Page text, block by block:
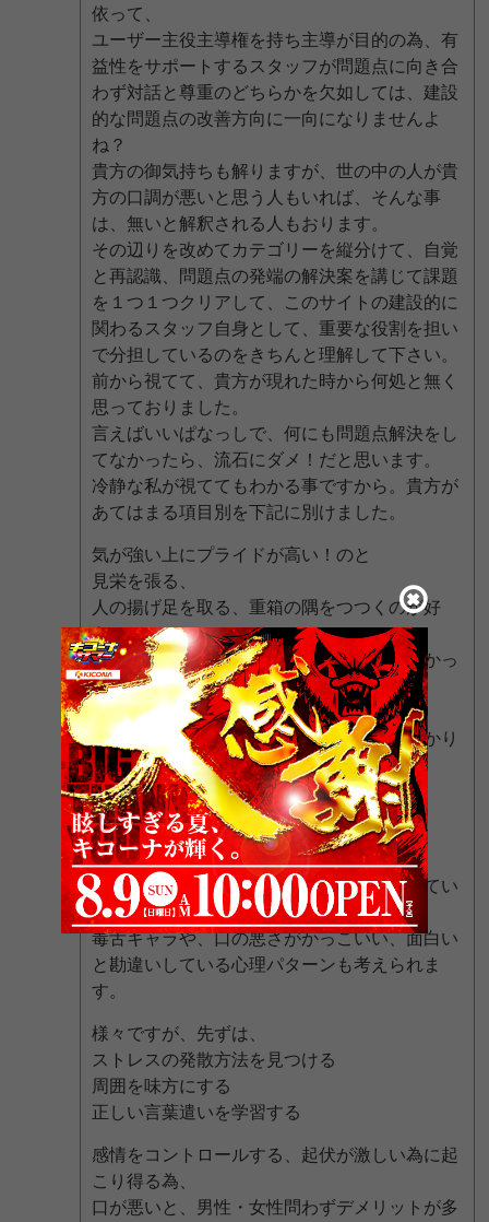
依って、
ユーザー主役主導権を持ち主導が目的の為、有
益性をサポートするスタッフが問題点に向き合
わず対話と尊重のどちらかを欠如しては、建設
的な問題点の改善方向に一向になりませんよ
ね？
貴方の御気持ちも解りますが、世の中の人が貴
方の口調が悪いと思う人もいれば、そんな事
は、無いと解釈される人もおります。
その辺りを改めてカテゴリーを縦分けて、自覚
と再認識、問題点の発端の解決案を講じて課題
を１つ１つクリアして、このサイトの建設的に
関わるスタッフ自身として、重要な役割を担い
で分担しているのをきちんと理解して下さい。
前から視てて、貴方が現れた時から何処と無く
思っておりました。
言えばいいぱなっしで、何にも問題点解決をし
てなかったら、流石にダメ！だと思います。
冷静な私が視ててもわかる事ですから。貴方が
あてはまる項目別を下記に別けました。
気が強い上にプライドが高い！のと
見栄を張る、
人の揚げ足を取る、重箱の隅をつつくのが好
き、
言動が非常識だったり、周囲に気を遣えなかっ
たりする、
他人に責任転嫁、
ここまでは、悪い事が目立ちますがそればかり
では、在りませんよ。
元々の性格は優しいけれど雑である
自分の意見が絶対だと考えている
隠し事があってバレたくない
口が悪いことをかっこいい、面白いと考えてい
る
毒舌キャラや、口の悪さがかっこいい、面白い
と勘違いしている心理パターンも考えられま
す。
様々ですが、先ずは、
ストレスの発散方法を見つける
周囲を味方にする
正しい言葉遣いを学習する
感情をコントロールする、起伏が激しい為に起
こり得る為、
口が悪いと、男性・女性問わずデメリットが多